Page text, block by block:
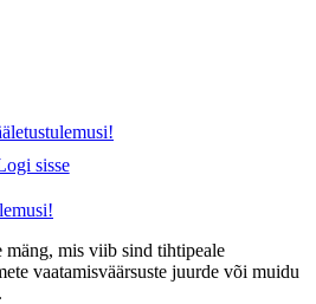
sisse
mäng, mis viib sind tihtipeale
vaatamisväärsuste juurde või muidu